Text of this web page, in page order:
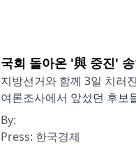
국회 돌아온 '與 중진'
지방선거와 함께 3일 치러
여론조사에서 앞섰던 후보
By:
Press: 한국경제